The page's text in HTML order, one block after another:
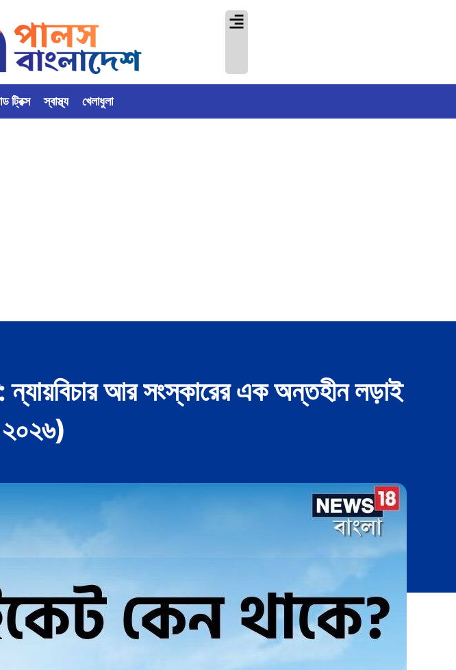
ট্রিক্স স্বাস্থ্য খেলাধুলা
ন্যায়বিচার আর সংস্কারের এক অন্তহীন লড়াই